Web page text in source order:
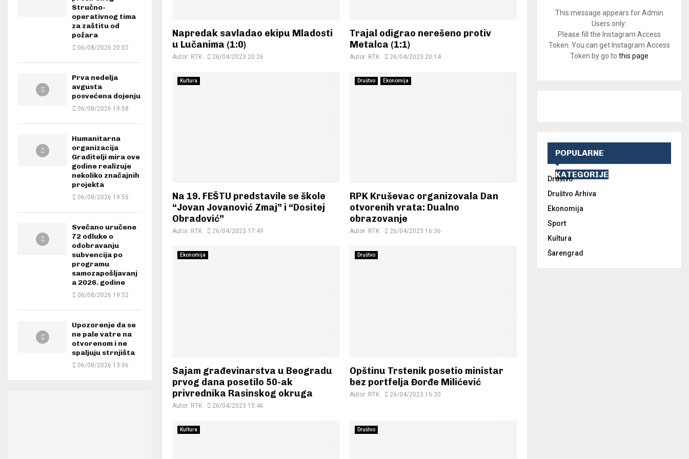
Napredak savladao ekipu Mladosti
u Lučanima (1:0)
Autor: RTK 26/04/2023 20:26
Trajal odigrao nerešeno protiv
Metalca (1:1)
Autor: RTK 26/04/2023 20:14
Kultura
Na 19. FEŠTU predstavile se škole
“Jovan Jovanović Zmaj” i “Dositej
Obradović”
Autor: RTK 26/04/2023 17:49
Društvo Ekonomija
RPK Kruševac organizovala Dan
otvorenih vrata: Dualno
obrazovanje
Autor: RTK 26/04/2023 16:36
Ekonomija
Sajam građevinarstva u Beogradu
prvog dana posetilo 50-ak
privrednika Rasinskog okruga
Autor: RTK 26/04/2023 15:46
Društvo
Opštinu Trstenik posetio ministar
bez portfelja Đorđe Milićević
Autor: RTK 26/04/2023 15:30
Kultura Društvo
Stručno-
operativnog tima
za zaštitu od
požara
06/08/2026 20:02
Prva nedelja
avgusta
posvećena dojenju
06/08/2026 19:58
Humanitarna
organizacija
Graditelji mira ove
godine realizuje
nekoliko značajnih
projekta
06/08/2026 19:55
Svečano uručene
72 odluke o
odobravanju
subvencija po
programu
samozapošljavanj
a 2026. godine
06/08/2026 19:52
Upozorenje da se
ne pale vatre na
otvorenom i ne
spaljuju strnjišta
06/08/2026 13:06
This message appears for Admin
Users only:
Please fill the Instagram Access
Token. You can get Instagram Access
Token by go to this page
POPULARNE
KATEGORIJE
Društvo
Društvo Arhiva
Ekonomija
Sport
Kultura
Šarengrad